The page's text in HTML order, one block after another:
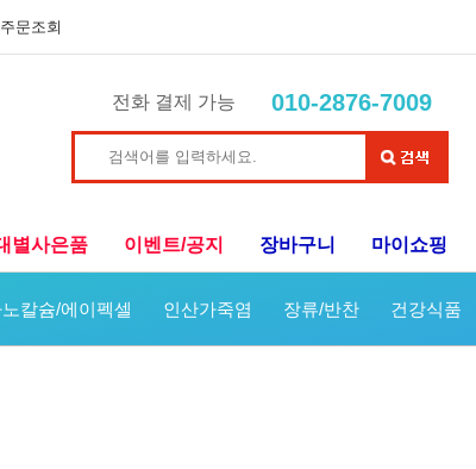
주문조회
전화 결제 가능 010-2876-7009
별사은품 이벤트/공지 장바구니 마이쇼핑
칼슘/에이펙셀 인산가죽염 장류/반찬 건강식품